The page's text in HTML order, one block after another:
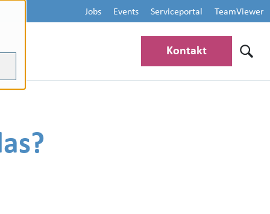
Jobs Events Serviceportal TeamViewer
Kontakt